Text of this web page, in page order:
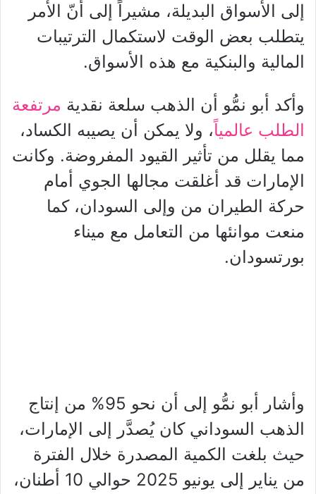
إلى الأسواق البديلة، مشيراً إلى أنّ الأمر
يتطلب بعض الوقت لاستكمال الترتيبات
المالية والبنكية مع هذه الأسواق.
وأكد أبو نمُّو أن الذهب سلعة نقدية مرتفعة
الطلب عالمياً، ولا يمكن أن يصيبه الكساد،
مما يقلل من تأثير القيود المفروضة. وكانت
الإمارات قد أغلقت مجالها الجوي أمام
حركة الطيران من وإلى السودان، كما
منعت موانئها من التعامل مع ميناء
بورتسودان.
وأشار أبو نمُّو إلى أن نحو 95% من إنتاج
الذهب السوداني كان يُصدَّر إلى الإمارات،
حيث بلغت الكمية المصدرة خلال الفترة
من يناير إلى يونيو 2025 حوالي 10 أطنان،